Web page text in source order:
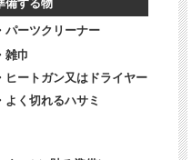
備する物
パーツクリーナー
雑巾
ヒートガン又はドライヤー
よく切れるハサミ